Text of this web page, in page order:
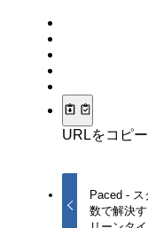
URLをコピ
Paced -
数で解決